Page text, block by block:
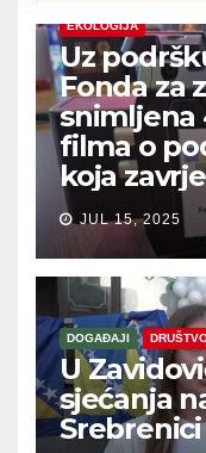
EKOLOGIJA
Uz
Fonda za
snimljena
filma o
koja
JUL 15, 2025
DOGAĐAJI
U
sjećanja
Srebrenici